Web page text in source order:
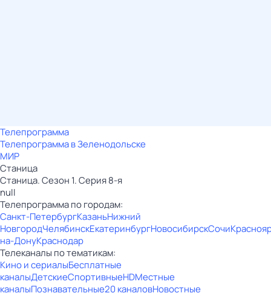
Телепрограмма
Телепрограмма в Зеленодольске
МИР
Станица
Станица. Сезон 1. Серия 8-я
null
Телепрограмма по городам:
Санкт-ПетербургКазаньНижний
НовгородЧелябинскЕкатеринбургНовосибирскСочи
на-ДонуКраснодар
Телеканалы по тематикам:
Кино и сериалыБесплатные
каналыДетскиеСпортивныеHDМестные
каналыПознавательные20 каналовНовостные